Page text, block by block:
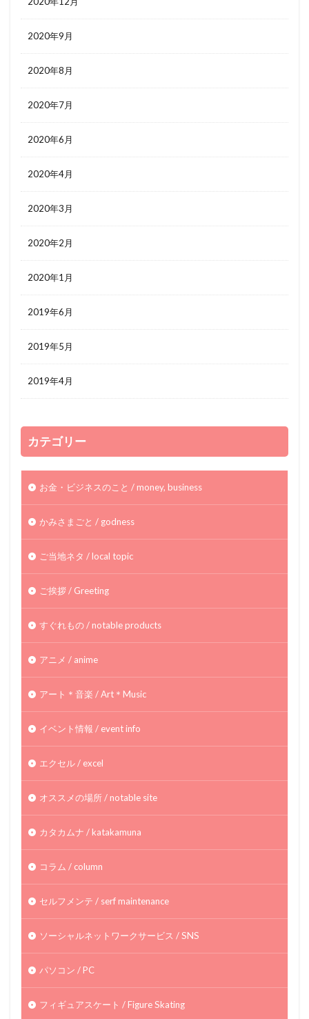
2020年9月
2020年8月
2020年7月
2020年6月
2020年4月
2020年3月
2020年2月
2020年1月
2019年6月
2019年5月
2019年4月
カテゴリー
お金・ビジネスのこと / money, business
かみさまごと / godness
ご当地ネタ / local topic
ご挨拶 / Greeting
すぐれもの / notable products
アニメ / anime
アート＊音楽 / Art＊Music
イベント情報 / event info
エクセル / excel
オススメの場所 / notable site
カタカムナ / katakamuna
コラム / column
セルフメンテ / serf maintenance
ソーシャルネットワークサービス / SNS
パソコン / PC
フィギュアスケート / Figure Skating